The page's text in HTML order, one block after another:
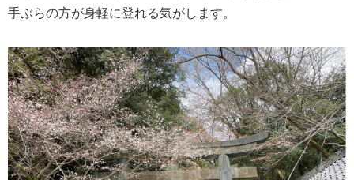
手ぶらの方が身軽に登れる気がします。